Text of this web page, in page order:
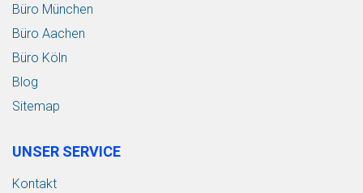
Büro München
Büro Aachen
Büro Köln
Blog
Sitemap
UNSER SERVICE
Kontakt